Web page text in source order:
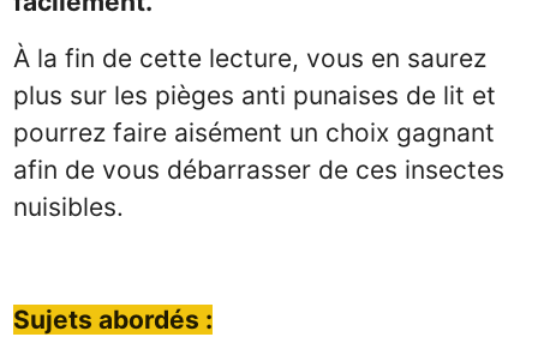
À la fin de cette lecture, vous en saurez
plus sur les pièges anti punaises de lit et
pourrez faire aisément un choix gagnant
afin de vous débarrasser de ces insectes
nuisibles.
Sujets abordés :